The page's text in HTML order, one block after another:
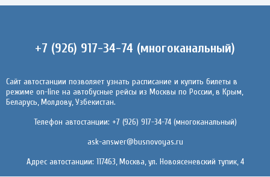
+7 (926) 917-34-74 (многоканальный)
Сайт автостанции позволяет узнать расписание и купить билеты в
режиме on-line на автобусные рейсы из Москвы по России, в Крым,
Беларусь, Молдову, Узбекистан.
Телефон автостанции: +7 (926) 917-34-74 (многоканальный)
ask-answer@busnovoyas.ru
Адрес автостанции: 117463, Москва, ул. Новоясеневский тупик, 4